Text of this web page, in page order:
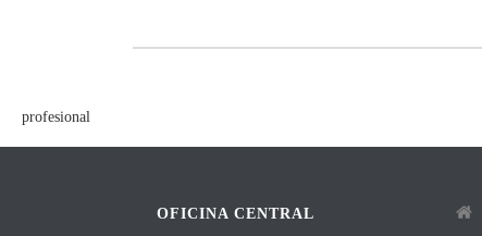
OFICINA CENTRAL